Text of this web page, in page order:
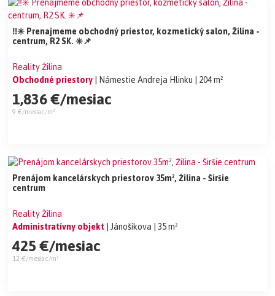
‼️✳️ Prenajmeme obchodný priestor, kozmetický salon, Žilina -
centrum, R2 SK. ✳️📌
Reality Žilina
Obchodné priestory
| Námestie Andreja Hlinku | 204 m²
1,836 €/mesiac
9 €/mesiac/m²
Prenájom kancelárskych priestorov 35m², Žilina - Širšie
centrum
Reality Žilina
Administratívny objekt
| Jánošíkova | 35 m²
425 €/mesiac
12 €/mesiac/m²